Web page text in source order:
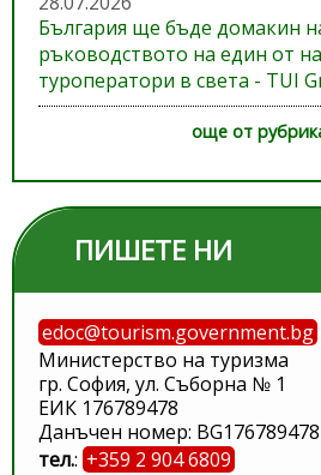
България ще бъде домакин
ръководството на един от
туроператори в света - TUI
още от
ПИШЕТЕ НИ
edoc@tourism.government.bg
Министерство на туризма
гр. София, ул. Съборна № 1
ЕИК 176789478
Данъчен номер: BG176789478
тел.: +359 2 904 6809